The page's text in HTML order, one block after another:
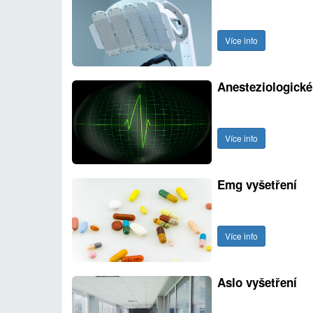
Více info
Více info
Emg vyšetření
Více info
Aslo vyšetření